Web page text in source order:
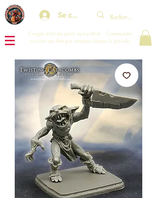
Se connecter
Congés d'été du 29/07 au 10/08/26 : Commandes
traitées une fois par semaine durant la période.